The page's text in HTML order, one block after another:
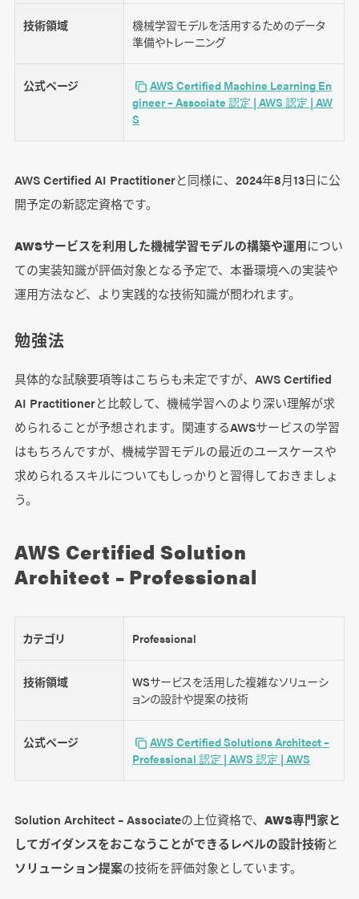
技術領域
機械学習モデルを活用するためのデータ
準備やトレーニング
公式ページ
AWS Certified Machine Learning En
gineer – Associate 認定 | AWS 認定 | AW
S
AWS Certified AI Practitionerと同様に、2024年8月13日に公
開予定の新認定資格です。
AWSサービスを利用した機械学習モデルの構築や運用につい
ての実装知識が評価対象となる予定で、本番環境への実装や
運用方法など、より実践的な技術知識が問われます。
勉強法
具体的な試験要項等はこちらも未定ですが、AWS Certified
AI Practitionerと比較して、機械学習へのより深い理解が求
められることが予想されます。関連するAWSサービスの学習
はもちろんですが、機械学習モデルの最近のユースケースや
求められるスキルについてもしっかりと習得しておきましょ
う。
AWS Certified Solution
Architect – Professional
カテゴリ Professional
技術領域
WSサービスを活用した複雑なソリューシ
ョンの設計や提案の技術
公式ページ
AWS Certified Solutions Architect –
Professional 認定 | AWS 認定 | AWS
Solution Architect – Associateの上位資格で、 AWS専門家と
してガイダンスをおこなうことができるレベルの設計技術と
ソリューション提案の技術を評価対象としています。